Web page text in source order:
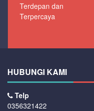
Terdepan dan
Terpercaya
HUBUNGI KAMI
Telp
0356321422